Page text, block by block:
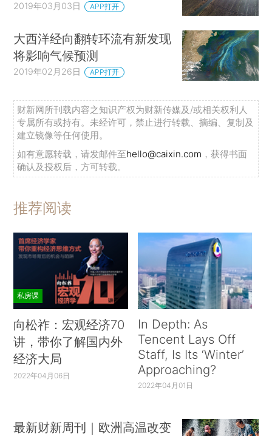
2019年03月03日 APP打开
大西洋经向翻转环流有新发现
将影响气候预测
2019年02月26日 APP打开
财新网所刊载内容之知识产权为财新传媒及/或相关权利人
专属所有或持有。未经许可，禁止进行转载、摘编、复制及
建立镜像等任何使用。
如有意愿转载，请发邮件至hello@caixin.com ，获得书面
确认及授权后，方可转载。
推荐阅读
私房课
向松祚：宏观经济70
讲，带你了解国内外
经济大局
2022年04月06日
In Depth: As
Tencent Lays Off
Staff, Is Its ‘Winter’
Approaching?
2022年04月01日
最新财新周刊｜欧洲高温改变